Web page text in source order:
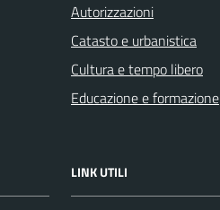
Autorizzazioni
Catasto e urbanistica
Cultura e tempo libero
Educazione e formazione
LINK UTILI